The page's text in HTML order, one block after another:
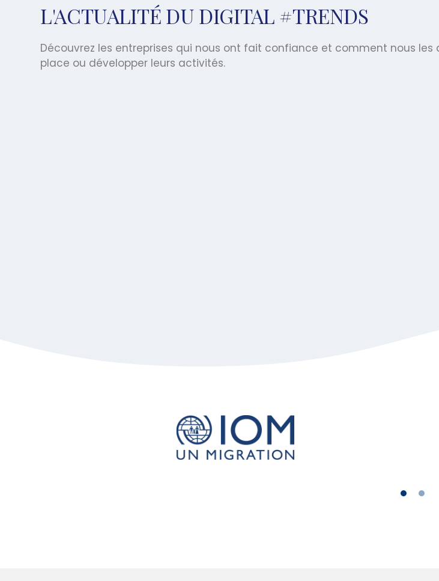
L'ACTUALITÉ DU DIGITAL #TRENDS
Découvrez les entreprises qui nous ont fait confiance et comment nous
place ou développer leurs activités.